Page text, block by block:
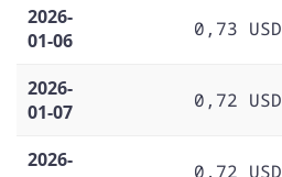
2026-
01-06
0,73 USD
2026-
01-07
0,72 USD
2026-
0,72 USD